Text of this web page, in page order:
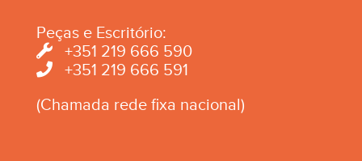
Peças e Escritório:
+351 219 666 590
+351 219 666 591
(Chamada rede fixa nacional)